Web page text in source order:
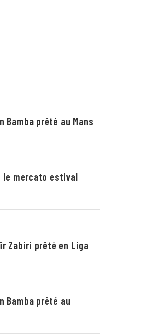
Bamba prêté au Mans
le mercato estival
Zabiri prêté en Liga
Bamba prêté au